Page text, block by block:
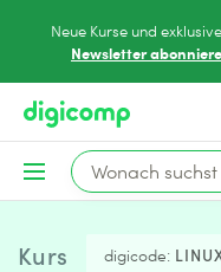
Neue Kurse und
Newsletter
Kurs digicode: